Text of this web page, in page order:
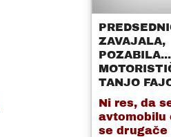
ZAVAJALA,
TANJO
Ni res, da
avtomobilu
se drugače